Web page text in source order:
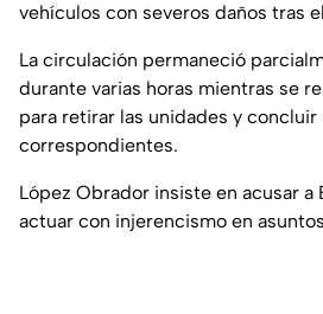
vehículos con severos daños tras
La circulación permaneció
durante varias horas mientras se
para retirar las unidades y
correspondientes.
López Obrador insiste en acusar a
actuar con injerencismo en